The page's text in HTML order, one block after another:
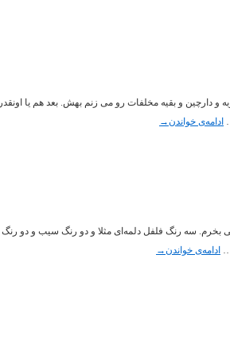
دارچین و بقیه مخلفات رو می زنم بهش. بعد هم یا اونقدر
ادامه‌ی خواندن→
بخرم. سه رنگ فلفل دلمه‌ای مثلا و دو رنگ سیب و دو رنگ
ادامه‌ی خواندن→